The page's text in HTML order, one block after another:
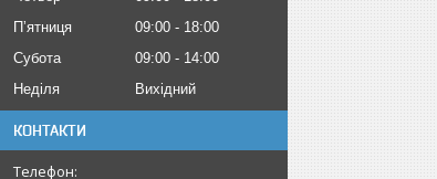
Пʼятниця
09:00
18:00
Субота
09:00
14:00
Неділя
Вихідний
КОНТАКТИ